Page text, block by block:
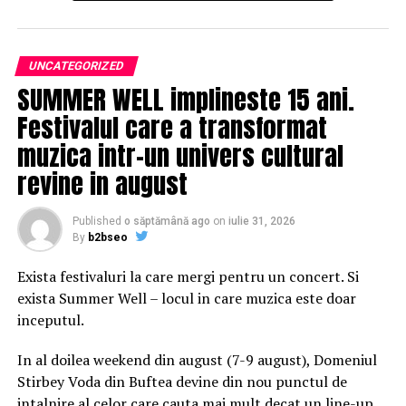
poate diferenția site-ul dumneavoastră pe piață.
Explorați cele mai populare tendințe în designul web și
cum să le aplicați pentru a obține succesul dorit.
Importanța tendințelor în designul
web
Tendințele în designul web influențează percepția
utilizatorilor și succesul site-urilor. Adaptarea la noile
tendințe este esențială pentru a rămâne competitivi.
Vom explora cele mai populare tendințe ale
momentului.
Tendințele în designul web influențează percepția
utilizatorilor și succesul site-urilor online. Adaptarea la
noile tendințe este esențială pentru a rămâne
competitivi. Acestea reflectă evoluțiile pieței și
preferințele utilizatorilor. Prin implementarea
tendințelor, site-urile devin mai atractive și relevante.
UNCATEGORIZED
SUMMER WELL implineste 15 ani.
Festivalul care a transformat
muzica intr-un univers cultural
revine in august
Published o săptămână ago on iulie 31, 2026
By b2bseo
Exista festivaluri la care mergi pentru un concert. Si
exista Summer Well – locul in care muzica este doar
inceputul.
In al doilea weekend din august (7-9 august), Domeniul
Stirbey Voda din Buftea devine din nou punctul de